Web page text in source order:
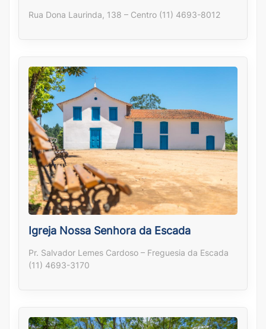
Rua Dona Laurinda, 138 – Centro (11) 4693-8012
Igreja Nossa Senhora da Escada
Pr. Salvador Lemes Cardoso – Freguesia da Escada
(11) 4693-3170